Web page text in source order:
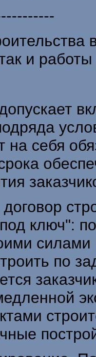
и
на себя
ключ":
по